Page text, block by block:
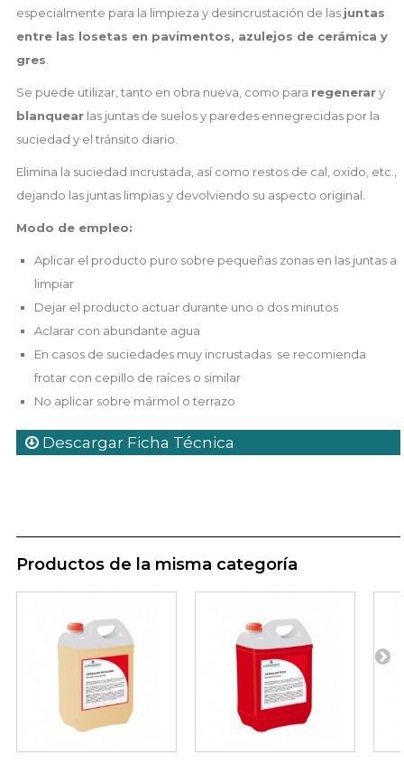
especialmente para la limpieza y desincrustación de las juntas
entre las losetas en pavimentos, azulejos de cerámica y
gres
Se puede utilizar, tanto en obra nueva, como para regenerary
blanquearlas juntas de suelos y paredes ennegrecidas por la
suciedad y el tránsito diario.
Elimina la suciedad incrustada, así como restos de cal, oxido, etc.,
dejando las juntas limpias y devolviendo su aspecto original.
Modo de empleo:
Aplicar el producto puro sobre pequeñas zonas en las juntas a
limpiar
Dejar el producto actuar durante uno o dos minutos
Aclarar con abundante agua
En casos de suciedades muy incrustadas se recomienda
frotar con cepillo de raíces o similar
No aplicar sobre mármol o terrazo
Descargar Ficha Técnica
Productos de la misma categoría